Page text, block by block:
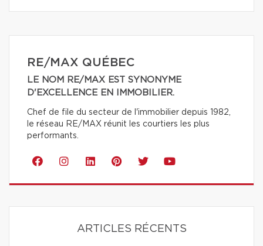
RE/MAX QUÉBEC
LE NOM RE/MAX EST SYNONYME
D'EXCELLENCE EN IMMOBILIER.
Chef de file du secteur de l'immobilier depuis 1982,
le réseau RE/MAX réunit les courtiers les plus
performants.
ARTICLES RÉCENTS